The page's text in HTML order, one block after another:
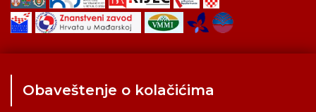
Obaveštenje o kolačićima